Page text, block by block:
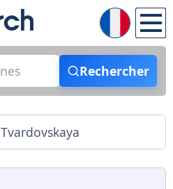
Rechercher
Tvardovskaya